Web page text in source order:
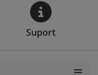
Suport